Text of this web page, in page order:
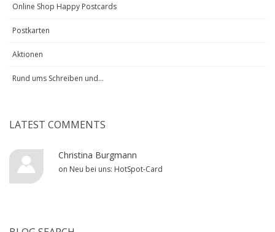
Online Shop Happy Postcards
Postkarten
Aktionen
Rund ums Schreiben und...
LATEST COMMENTS
Christina Burgmann
on Neu bei uns: HotSpot-Card